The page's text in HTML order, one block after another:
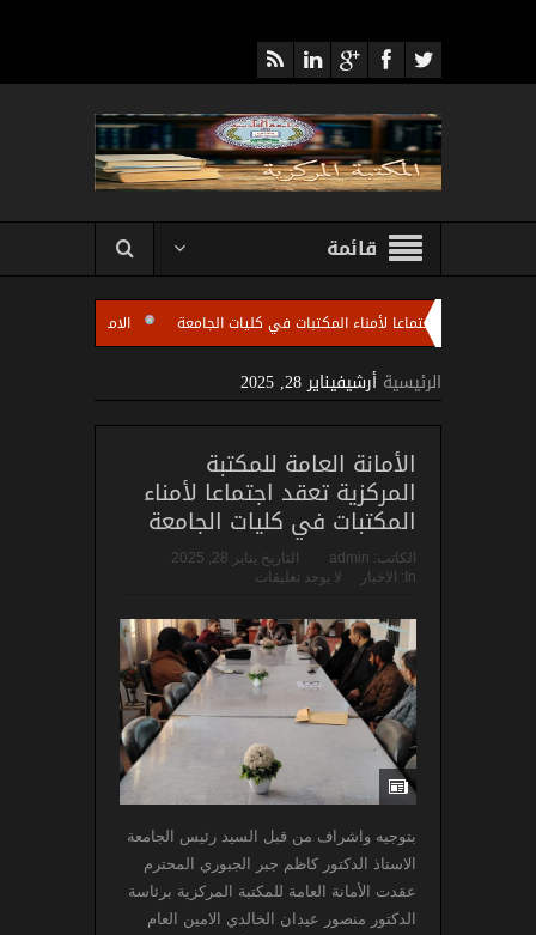
قائمة
تعقد اجتماعا لأمناء المكتبات في كليات الجامعة
الامانة العامة للمكتبة
كليات الجامعة باستضافة الاستاذ مروان عبد الرزاق رئيس شعبة تطوير المكتبات
الرئيسية أرشيفيناير 28, 2025
الأمانة العامة للمكتبة
المركزية تعقد اجتماعا لأمناء
المكتبات في كليات الجامعة
الكاتب: admin التاريخ يناير 28, 2025
In:
الاخبار لا يوجد تعليقات
بتوجيه واشراف من قبل السيد رئيس الجامعة
الاستاذ الدكتور كاظم جبر الجبوري المحترم
عقدت الأمانة العامة للمكتبة المركزية برئاسة
الدكتور منصور عيدان الخالدي الامين العام